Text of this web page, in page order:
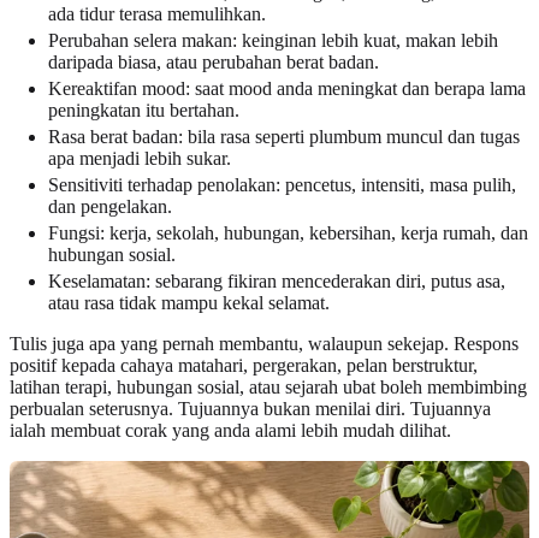
ada tidur terasa memulihkan.
Perubahan selera makan: keinginan lebih kuat, makan lebih
daripada biasa, atau perubahan berat badan.
Kereaktifan mood: saat mood anda meningkat dan berapa lama
peningkatan itu bertahan.
Rasa berat badan: bila rasa seperti plumbum muncul dan tugas
apa menjadi lebih sukar.
Sensitiviti terhadap penolakan: pencetus, intensiti, masa pulih,
dan pengelakan.
Fungsi: kerja, sekolah, hubungan, kebersihan, kerja rumah, dan
hubungan sosial.
Keselamatan: sebarang fikiran mencederakan diri, putus asa,
atau rasa tidak mampu kekal selamat.
Tulis juga apa yang pernah membantu, walaupun sekejap. Respons
positif kepada cahaya matahari, pergerakan, pelan berstruktur,
latihan terapi, hubungan sosial, atau sejarah ubat boleh membimbing
perbualan seterusnya. Tujuannya bukan menilai diri. Tujuannya
ialah membuat corak yang anda alami lebih mudah dilihat.